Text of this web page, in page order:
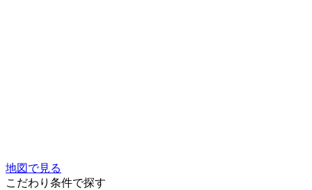
地図で見る
こだわり条件で探す